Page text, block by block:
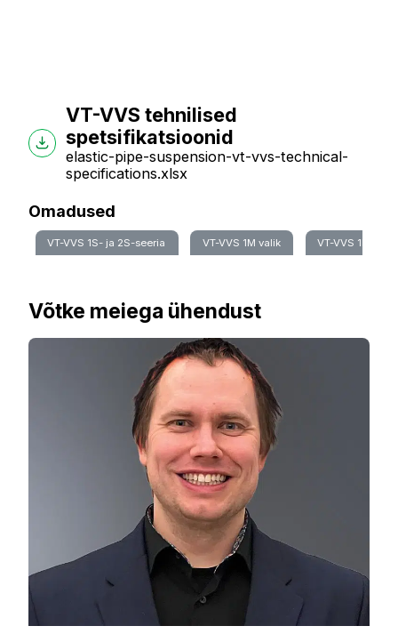
VT-VVS tehnilised
spetsifikatsioonid
elastic-pipe-suspension-vt-vvs-technical-
specifications.xlsx
Omadused
VT-VVS 1S- ja 2S-seeria VT-VVS 1M valik VT-VVS 1L valik
Võtke meiega ühendust